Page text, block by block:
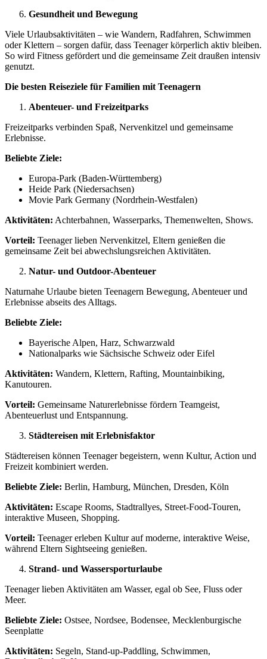
Gesundheit und Bewegung
Viele Urlaubsaktivitäten – wie Wandern, Radfahren, Schwimmen
oder Klettern – sorgen dafür, dass Teenager körperlich aktiv bleiben.
So wird Fitness gefördert und die gemeinsame Zeit draußen intensiv
genutzt.
Die besten Reiseziele für Familien mit Teenagern
Abenteuer- und Freizeitparks
Freizeitparks verbinden Spaß, Nervenkitzel und gemeinsame
Erlebnisse.
Beliebte Ziele:
Europa-Park (Baden-Württemberg)
Heide Park (Niedersachsen)
Movie Park Germany (Nordrhein-Westfalen)
Aktivitäten: Achterbahnen, Wasserparks, Themenwelten, Shows.
Vorteil: Teenager lieben Nervenkitzel, Eltern genießen die
gemeinsame Zeit bei abwechslungsreichen Aktivitäten.
Natur- und Outdoor-Abenteuer
Naturnahe Urlaube bieten Teenagern Bewegung, Abenteuer und
Erlebnisse abseits des Alltags.
Beliebte Ziele:
Bayerische Alpen, Harz, Schwarzwald
Nationalparks wie Sächsische Schweiz oder Eifel
Aktivitäten: Wandern, Klettern, Rafting, Mountainbiking,
Kanutouren.
Vorteil: Gemeinsame Naturerlebnisse fördern Teamgeist,
Abenteuerlust und Entspannung.
Städtereisen mit Erlebnisfaktor
Städtereisen können Teenager begeistern, wenn Kultur, Action und
Freizeit kombiniert werden.
Beliebte Ziele: Berlin, Hamburg, München, Dresden, Köln
Aktivitäten: Escape Rooms, Stadtrallyes, Street-Food-Touren,
interaktive Museen, Shopping.
Vorteil: Teenager erleben Kultur auf moderne, interaktive Weise,
während Eltern Sightseeing genießen.
Strand- und Wassersporturlaube
Teenager lieben Aktivitäten am Wasser, egal ob See, Fluss oder
Meer.
Beliebte Ziele: Ostsee, Nordsee, Bodensee, Mecklenburgische
Seenplatte
Aktivitäten: Segeln, Stand-up-Paddling, Schwimmen,